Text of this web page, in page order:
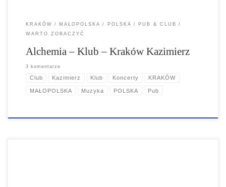
KRAKÓW MAŁOPOLSKA POLSKA
PUB & CLUB
WARTO ZOBACZYĆ
Alchemia – Klub – Kraków Kazimierz
3 komentarze
Club Kazimierz Klub Koncerty KRAKÓW
MAŁOPOLSKA Muzyka POLSKA Pub